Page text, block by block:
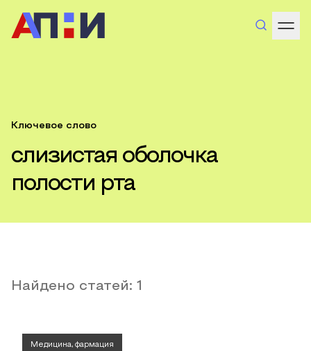
Ключевое слово
слизистая оболочка
полости рта
Найдено статей: 1
Медицина, фармация